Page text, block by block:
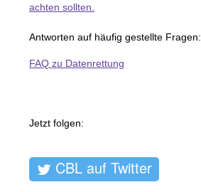
achten sollten.
Antworten auf häufig gestellte Fragen:
FAQ zu Datenrettung
Jetzt folgen:
CBL auf Twitter